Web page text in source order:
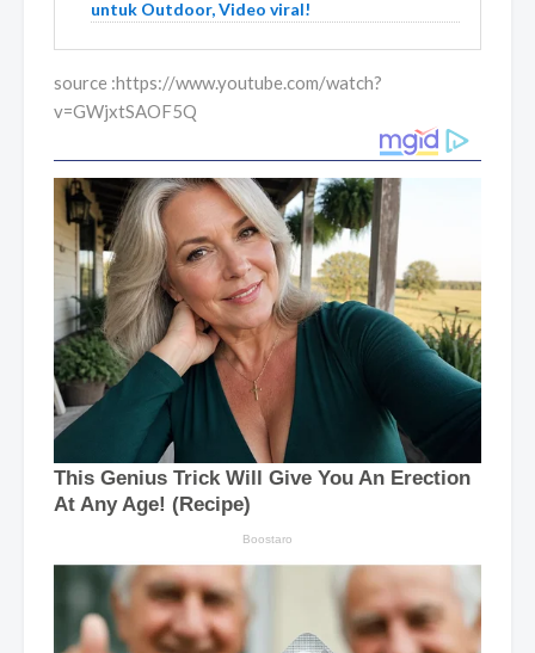
untuk Outdoor, Video viral!
source :https://www.youtube.com/watch?
v=GWjxtSAOF5Q